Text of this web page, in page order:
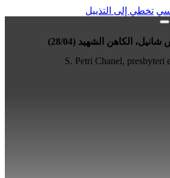
تخطي إلى التذييل
الكاهن الشهيد (28/04)
S. Petri Chanel, presbyteri